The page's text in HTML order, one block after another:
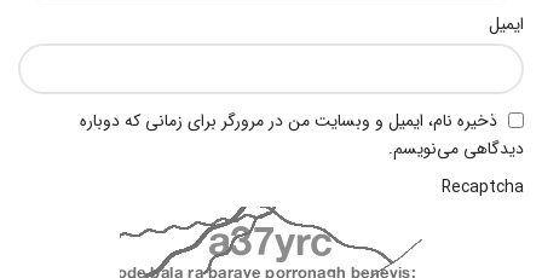
ایمیل
ذخیره نام، ایمیل و وبسایت من در مرورگر برای زمانی که دوباره
دیدگاهی می‌نویسم.
Recaptcha